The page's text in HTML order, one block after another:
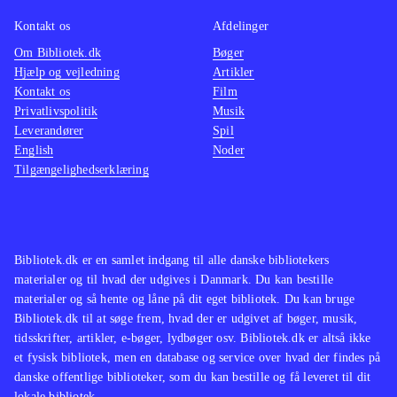
jeg anbefale, at bogen er for
håndenpå udlånshylden. Den
kananvendes i samtidsorientering fra
8. kl., eventyrene bag i bogen kan
anvendes som selvlæsning fra 4. kl.
og som oplæsning i de mindste
klasser.
Bibliotek.dk er en samlet indgang til alle danske bibliotekers
materialer og til hvad der udgives i Danmark. Du kan bestille
materialer og så hente og låne på dit eget bibliotek. Du kan bruge
Bibliotek.dk til at søge frem, hvad der er udgivet af bøger, musik,
tidsskrifter, artikler, e-bøger, lydbøger osv. Bibliotek.dk er altså ikke
et fysisk bibliotek, men en database og service over hvad der findes på
danske offentlige biblioteker, som du kan bestille og få leveret til dit
Kontakt os
Om Bibliotek.dk
Hjælp og vejledning
Kontakt os
Privatlivspolitik
Leverandører
English
Tilgængelighedserklæring
Afdelinger
Bøger
Artikler
Film
Musik
Spil
Noder